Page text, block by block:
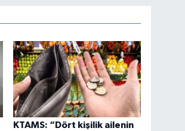
KTAMS: “Dört kişilik ailenin